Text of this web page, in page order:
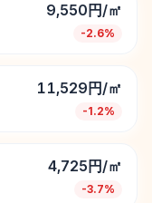
9,550円/㎡
-2.6%
11,529円/㎡
-1.2%
4,725円/㎡
-3.7%